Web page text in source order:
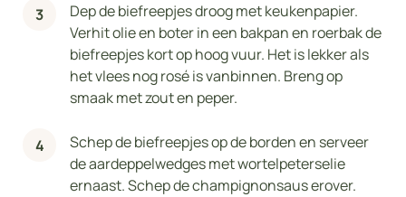
Dep de biefreepjes droog met keukenpapier.
Verhit olie en boter in een bakpan en roerbak de
biefreepjes kort op hoog vuur. Het is lekker als
het vlees nog rosé is vanbinnen. Breng op
smaak met zout en peper.
Schep de biefreepjes op de borden en serveer
de aardeppelwedges met wortelpeterselie
ernaast. Schep de champignonsaus erover.